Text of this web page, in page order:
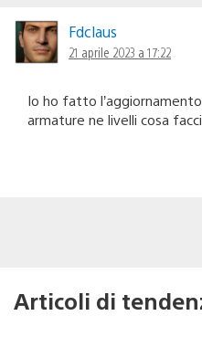
Fdclaus
21 aprile 2023 a 17:22
Io ho fatto
armature ne livelli cosa
Articoli di